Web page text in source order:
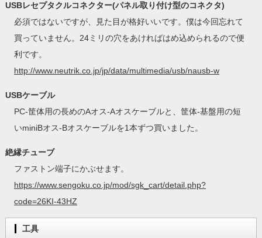
USBレセプタクルコネクター(パネル取り付け型のコネクタ)
必須ではないですが、見た目が格好いいです。僕は今回忘れて
買っていません。24ミリの穴をあければはめ込められるので便
利です。
http://www.neutrik.co.jp/jp/data/multimedia/usb/nausb-w
USBケーブル
PC-筐体用の長めのAオス-Aオスケーブルと、筐体-基盤用の短
いminiBオス-Bオスケーブルを1本ずつ買いました。
絶縁チューブ
ファストン端子にかぶせます。
https://www.sengoku.co.jp/mod/sgk_cart/detail.php?
code=26KI-43HZ
工具